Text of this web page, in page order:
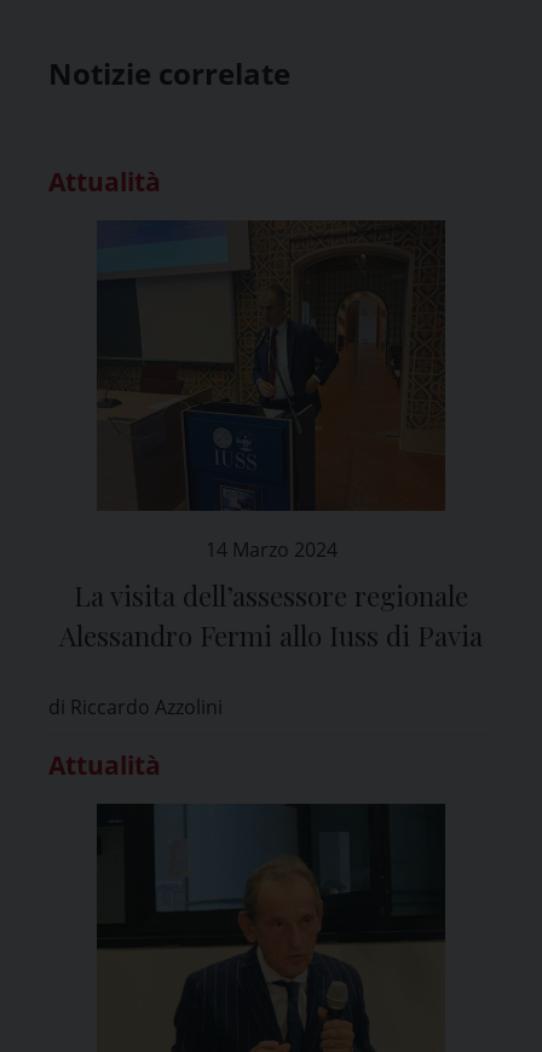
Notizie correlate
Attualità
14 Marzo 2024
La visita dell’assessore regionale
Alessandro Fermi allo Iuss di Pavia
di Riccardo Azzolini
Attualità